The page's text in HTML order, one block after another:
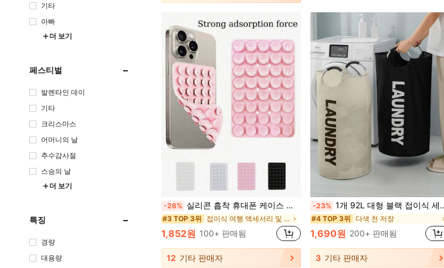
기타
아빠
더 보기
페스티벌
발렌타인 데이
기타
크리스마스
어머니의 날
추수감사절
스승의 날
더 보기
특징
경량
대용량
-26% 실리콘 흡착 휴대폰 케이스 마운트, 휴대폰 흡착 그립, 옥토버디, 끈적이는 휴대폰 그립실리콘 흡착 휴대폰 케이스 마운트, 휴대폰 흡착 그립, 옥토버디, 끈적이는 휴대폰 그립, 휴대폰용 접착식 휴대폰 스탠드 스티키, 휴대폰 지갑 여행 액세서리 지갑 및 가방 여성 여행 필수품 여행 필수품
#3 TOP 3위 접이식 여행 액세서리 및 소모품
1,852원 100+ 판매됨
12 기타 판매자
-23% 1개 92L 대형 블랙 접이식 세탁 바구니, 휴대용 휴대용 세탁 바구니, 프리미엄 옥스포드 천 보관 가방, 독립형 키 큰 옷 바구니, 욕실 보관 바구니, 공간 절약형 더러운 옷 정리 바구니 욕실, 기숙사, 발코니 세탁 가방 의류 가방 방수 가방 보관 가방 옷 정리함 옷 보관 옷 가방 패킹 큐브 여행 필수품
#4 TOP 3위 다색 천 저장
1,690원 200+ 판매됨
3 기타 판매자